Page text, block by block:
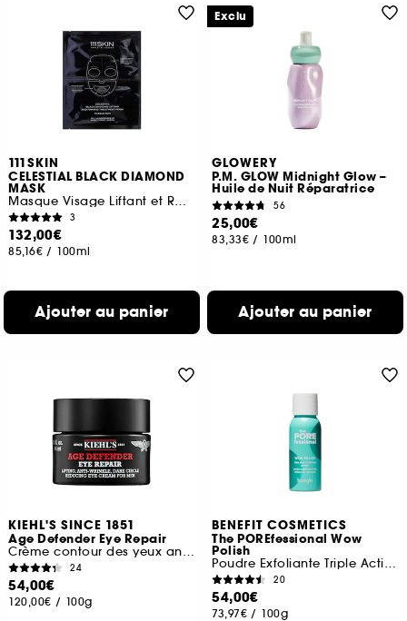
111SKIN
CELESTIAL BLACK DIAMOND
MASK
Masque Visage Liftant et Raffermissant
3
132,00€
85,16€ / 100ml
Ajouter au panier
GLOWERY
P.M. GLOW Midnight Glow –
Huile de Nuit Réparatrice
56
25,00€
83,33€ / 100ml
Ajouter au panier
Exclu
KIEHL'S SINCE 1851
Age Defender Eye Repair
Crème contour des yeux anti-âge pour homme
24
54,00€
120,00€ / 100g
BENEFIT COSMETICS
The POREfessional Wow
Polish
Poudre Exfoliante Triple Action pour les Pores
20
54,00€
73,97€ / 100g